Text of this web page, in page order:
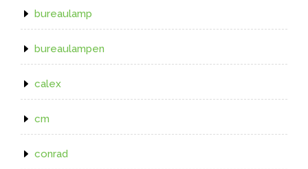
bureaulamp
bureaulampen
calex
cm
conrad